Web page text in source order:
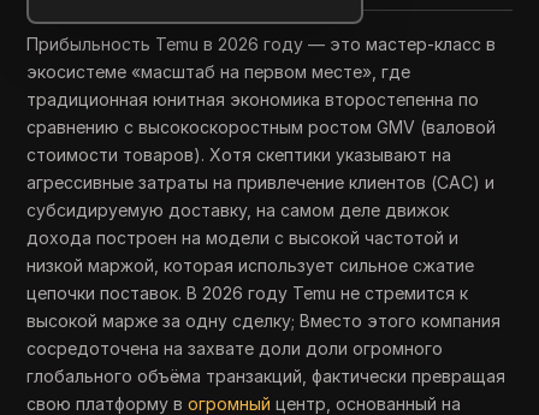
Прибыльность Temu в 2026 году — это мастер-класс в
экосистеме «масштаб на первом месте», где
традиционная юнитная экономика второстепенна по
сравнению с высокоскоростным ростом GMV (валовой
стоимости товаров). Хотя скептики указывают на
агрессивные затраты на привлечение клиентов (CAC) и
субсидируемую доставку, на самом деле движок
дохода построен на модели с высокой частотой и
низкой маржой, которая использует сильное сжатие
цепочки поставок. В 2026 году Temu не стремится к
высокой марже за одну сделку; Вместо этого компания
сосредоточена на захвате доли доли огромного
глобального объёма транзакций, фактически превращая
свою платформу вогромный центр, основанный на